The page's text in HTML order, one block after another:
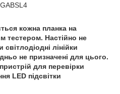
кожна планка на
тестером. Настійно не
лінійки
не призначені для цього.
для перевірки
LED підсвітки